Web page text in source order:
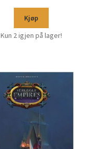
Kjøp
Kun 2 igjen på lager!